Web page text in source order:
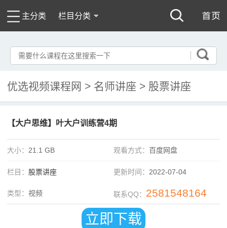
主分类 栏目分类
优选视频课程网 > 名师讲座 > 股票讲座
【大户思维】叶大户训练营4期
大小： 21.1 GB 观看方式： 百度网盘
栏目： 股票讲座 更新时间： 2022-07-04
类型： 视频 联系QQ： 2581548164
立即下载